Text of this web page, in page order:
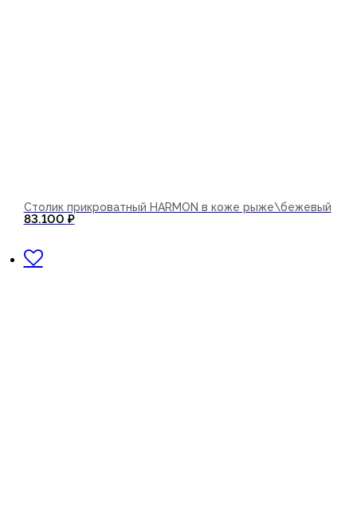
Столик прикроватный HARMON в коже рыже\бежевый
83.100 ₽